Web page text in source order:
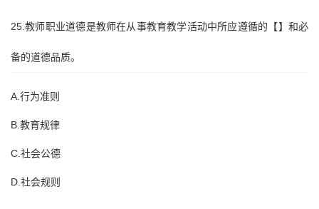
25.教师职业道德是教师在从事教育教学活动中所应遵循的【】和必
备的道德品质。
A.行为准则
B.教育规律
C.社会公德
D.社会规则